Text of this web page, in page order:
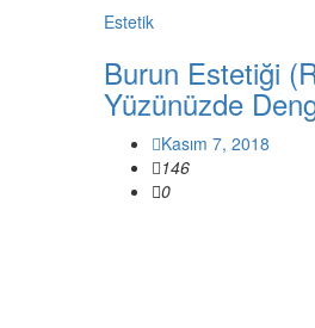
Estetik
Burun Estetiği
Yüzünüzde
Kasım 7, 2018
146
0